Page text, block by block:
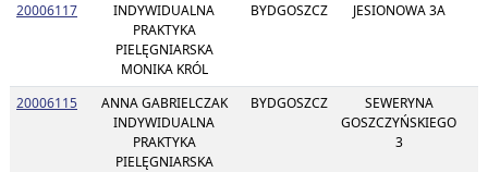
20006117
INDYWIDUALNA
PRAKTYKA
PIELĘGNIARSKA
MONIKA KRÓL
BYDGOSZCZ JESIONOWA 3A
20006115
ANNA GABRIELCZAK
INDYWIDUALNA
PRAKTYKA
PIELĘGNIARSKA
BYDGOSZCZ
SEWERYNA
GOSZCZYŃSKIEGO
3